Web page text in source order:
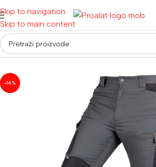
Skip to navigation
Skip to main content
Početna/ Radna odjeća i obuća
-16%